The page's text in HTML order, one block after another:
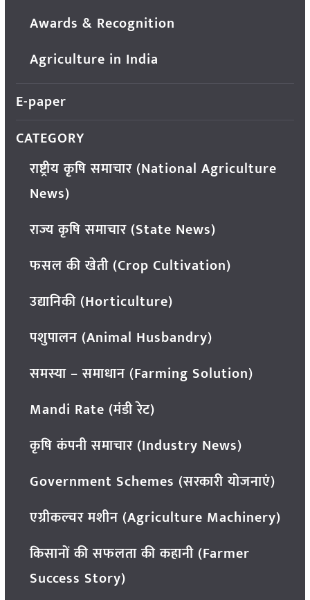
Awards & Recognition
Agriculture in India
E-paper
CATEGORY
राष्ट्रीय कृषि समाचार (National Agriculture
News)
राज्य कृषि समाचार (State News)
फसल की खेती (Crop Cultivation)
उद्यानिकी (Horticulture)
पशुपालन (Animal Husbandry)
समस्या – समाधान (Farming Solution)
Mandi Rate (मंडी रेट)
कृषि कंपनी समाचार (Industry News)
Government Schemes (सरकारी योजनाएं)
एग्रीकल्चर मशीन (Agriculture Machinery)
किसानों की सफलता की कहानी (Farmer
Success Story)